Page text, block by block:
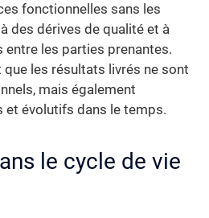
fonctionnelles sans les
des dérives de qualité et à
les parties prenantes.
que les résultats livrés ne sont
mais également
et évolutifs dans le temps.
le cycle de vie